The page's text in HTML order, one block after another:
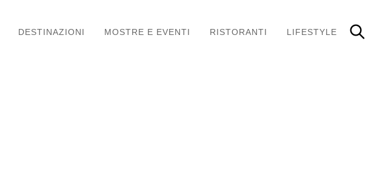
DESTINAZIONI MOSTRE E EVENTI RISTORANTI LIFESTYLE